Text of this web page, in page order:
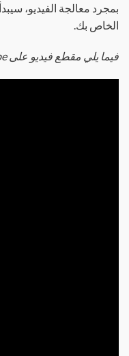
بمجرد معالجة الفيديو،
الخاص بك.
فيما يلي مقطع فيديو على YouTube يشرح الخطوات بالتفصيل.